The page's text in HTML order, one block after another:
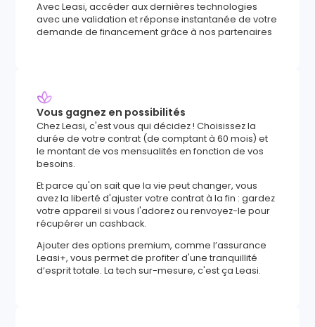
Avec Leasi, accéder aux dernières technologies
avec une validation et réponse instantanée de votre
demande de financement grâce à nos partenaires
Vous gagnez en possibilités
Chez Leasi, c'est vous qui décidez ! Choisissez la
durée de votre contrat (de comptant à 60 mois) et
le montant de vos mensualités en fonction de vos
besoins.
Et parce qu'on sait que la vie peut changer, vous
avez la liberté d'ajuster votre contrat à la fin : gardez
votre appareil si vous l'adorez ou renvoyez-le pour
récupérer un cashback.
Ajouter des options premium, comme l’assurance
Leasi+, vous permet de profiter d'une tranquillité
d’esprit totale. La tech sur-mesure, c'est ça Leasi.